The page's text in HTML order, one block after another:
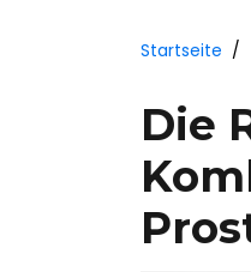
Startseite
Die